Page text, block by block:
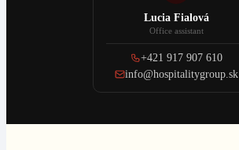
Lucia Fialová
Office assistant
+421 917 907 610
info@hospitalitygroup.sk